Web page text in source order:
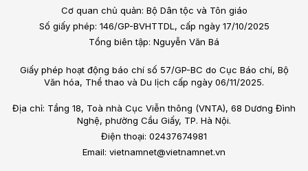
Cơ quan chủ quản: Bộ Dân tộc và Tôn giáo
Số giấy phép: 146/GP-BVHTTDL, cấp ngày 17/10/2025
Tổng biên tập: Nguyễn Văn Bá
Giấy phép hoạt động báo chí số 57/GP-BC do Cục Báo chí, Bộ
Văn hóa, Thể thao và Du lịch cấp ngày 06/11/2025.
Địa chỉ: Tầng 18, Toà nhà Cục Viễn thông (VNTA), 68 Dương Đình
Nghệ, phường Cầu Giấy, TP. Hà Nội.
Điện thoại: 02437674981
Email: vietnamnet@vietnamnet.vn